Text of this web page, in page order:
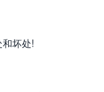
坏处!